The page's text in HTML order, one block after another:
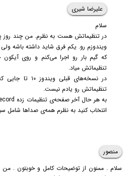
علیرضا شیری
سلام
که گیم بار رو اجرا می‌کنم و روی
تنظیماتش میاد.
در نسخه‌های
تنظیماتش رو یادم نیست.
انتخاب کنید به نظرم همه‌ی صداها شامل
منصور
سلام . ممنون از توضیحات کامل و خوبتون . من